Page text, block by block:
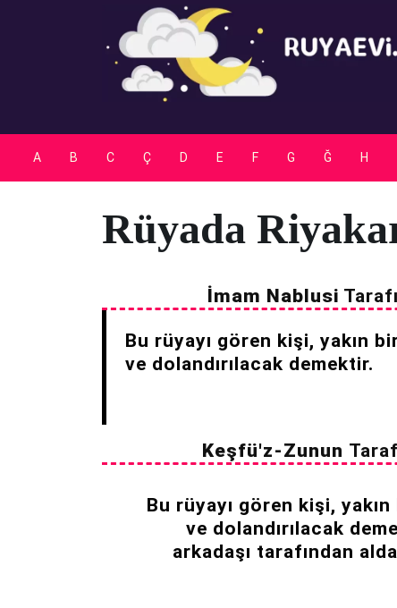
A B C Ç D E F G Ğ H
Rüyada
İmam Nablusi
Bu rüyayı gören kişi, yakın
ve dolandırılacak demektir.
Keşfü'z-Zunun
Bu rüyayı gören kişi,
ve dolandırılacak
arkadaşı tarafından